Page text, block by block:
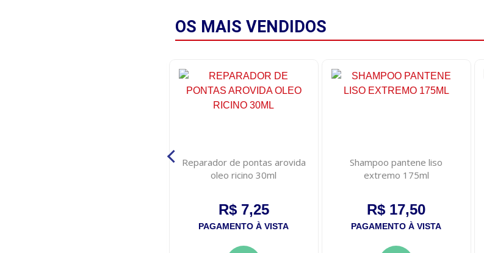
OS MAIS VENDIDOS
Reparador de pontas arovida
oleo ricino 30ml
R$ 7,25
PAGAMENTO À VISTA
Shampoo pantene liso
extremo 175ml
R$ 17,50
PAGAMENTO À VISTA